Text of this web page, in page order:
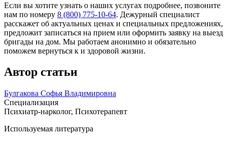
Если вы хотите узнать о наших услугах подробнее, позвоните
нам по номеру 8 (800) 775-10-64. Дежурный специалист
расскажет об актуальных ценах и специальных предложениях,
предложит записаться на прием или оформить заявку на выезд
бригады на дом. Мы работаем анонимно и обязательно
поможем вернуться к и здоровой жизни.
Автор статьи
Булгакова Софья Владимировна
Специализация
Психиатр-нарколог, Психотерапевт
Используемая литература